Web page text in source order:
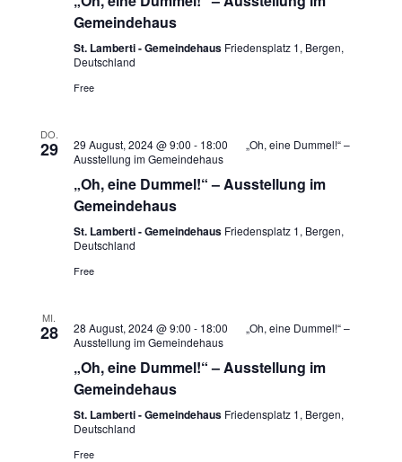
Gemeindehaus
St. Lamberti - Gemeindehaus Friedensplatz 1, Bergen,
Deutschland
Free
DO.
29 29 August, 2024 @ 9:00 - 18:00
„Oh, eine Dummel!“ –
Ausstellung im Gemeindehaus
„Oh, eine Dummel!“ – Ausstellung im
Gemeindehaus
St. Lamberti - Gemeindehaus Friedensplatz 1, Bergen,
Deutschland
Free
MI.
28 28 August, 2024 @ 9:00 - 18:00
„Oh, eine Dummel!“ –
Ausstellung im Gemeindehaus
„Oh, eine Dummel!“ – Ausstellung im
Gemeindehaus
St. Lamberti - Gemeindehaus Friedensplatz 1, Bergen,
Deutschland
Free